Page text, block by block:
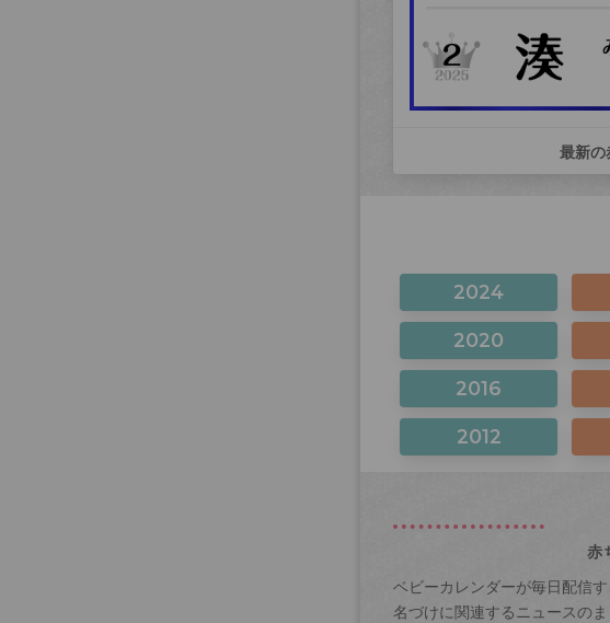
最新の
2024
2020
2016
2012
赤
ベビーカレンダーが毎日配信
名づけに関連するニュースのま